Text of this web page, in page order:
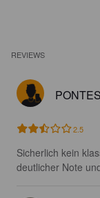
REVIEWS
2.5
Sicherlich kein
deutlicher Note